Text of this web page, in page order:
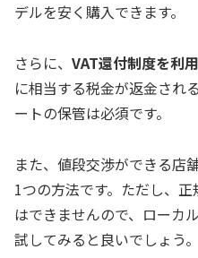
デルを安く購入できます。
さらに、 VAT還付制度を利
に相当する税金が返金され
ートの保管は必須です。
また、値段交渉ができる店
1つの方法です。ただし、
はできませんので、ローカ
試してみると良いでしょう。